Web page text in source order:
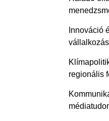
Innováció
vállalkozás
regionális